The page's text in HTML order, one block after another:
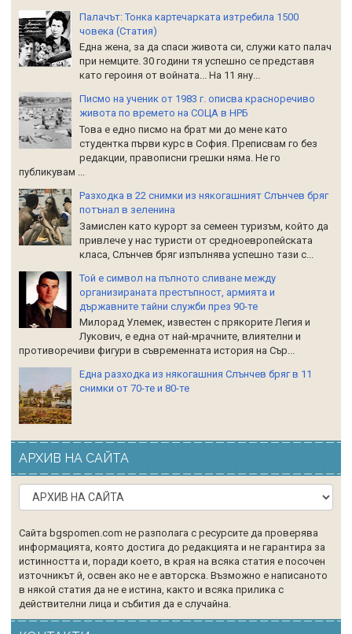
Палачът: Тонка картечарката изтребила 1500
човека (Статия)
Една жена, за да спаси живота си, служи като палач
при немците. 30 години тя успешно се представя
като героиня от войната... На 11 яну...
Писмо на ученик от 1983 г. описва красноречиво
живота по времето на СОЦА в НРБ
Това е едно писмо на брат ми до мене като
студентка първи курс в София. Преписвам го без
редакции, правописни грешки няма. Не го
публикувам ...
Разходка в 22 снимки из някогашният Слънчев бряг
потънал в зеленина
Замислен като курорт за семеен туризъм, който да
привлече у нас туристи от средноевропейската
класа, Слънчев бряг изпълнява успешно тази с...
Той е символ на пълното сливане между
организираната престъпност, армията и
държавните тайни служби през 90-те
Милорад Улемек, известен с прякорите Легия и
Лукович, е една от най-мрачните, влиятелни и
противоречиви фигури в съвременната история на Сър...
Една разходка из някогашния Слънчев бряг в 11
снимки от 70-те и 80-те
АРХИВ НА САЙТА
Сайта bgspomen.com не разполага с ресурсите да проверява
информацията, която достига до редакцията и не гарантира за
истинността и, поради което, в края на всяка статия е посочен
източникът й, освен ако не е авторска. Възможно е написаното
в някой статия да не е истина, както и всяка прилика с
действителни лица и събития да е случайна.